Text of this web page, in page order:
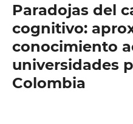
Paradojas del
cognitivo:
conocimiento
universidades
Colombia